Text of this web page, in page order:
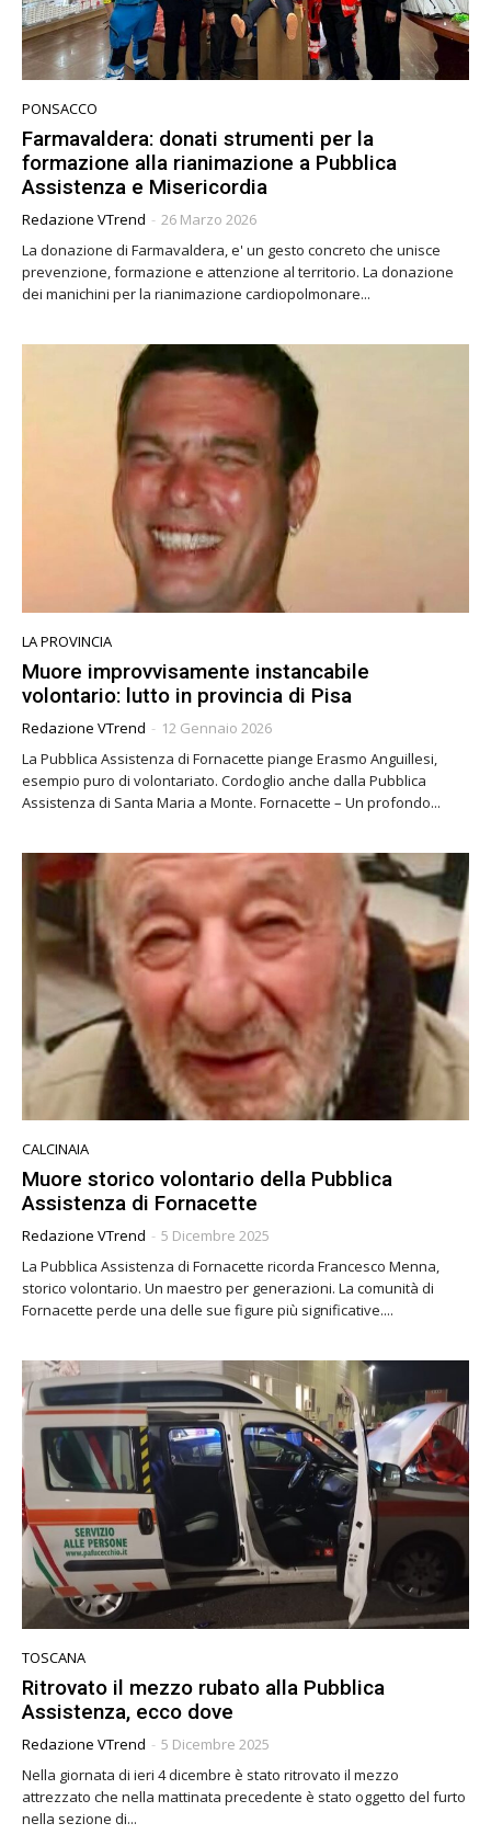
PONSACCO
Farmavaldera: donati strumenti per la
formazione alla rianimazione a Pubblica
Assistenza e Misericordia
Redazione VTrend - 26 Marzo 2026
La donazione di Farmavaldera, e' un gesto concreto che unisce
prevenzione, formazione e attenzione al territorio. La donazione
dei manichini per la rianimazione cardiopolmonare...
LA PROVINCIA
Muore improvvisamente instancabile
volontario: lutto in provincia di Pisa
Redazione VTrend - 12 Gennaio 2026
La Pubblica Assistenza di Fornacette piange Erasmo Anguillesi,
esempio puro di volontariato. Cordoglio anche dalla Pubblica
Assistenza di Santa Maria a Monte. Fornacette – Un profondo...
CALCINAIA
Muore storico volontario della Pubblica
Assistenza di Fornacette
Redazione VTrend - 5 Dicembre 2025
La Pubblica Assistenza di Fornacette ricorda Francesco Menna,
storico volontario. Un maestro per generazioni. La comunità di
Fornacette perde una delle sue figure più significative....
TOSCANA
Ritrovato il mezzo rubato alla Pubblica
Assistenza, ecco dove
Redazione VTrend - 5 Dicembre 2025
Nella giornata di ieri 4 dicembre è stato ritrovato il mezzo
attrezzato che nella mattinata precedente è stato oggetto del furto
nella sezione di...